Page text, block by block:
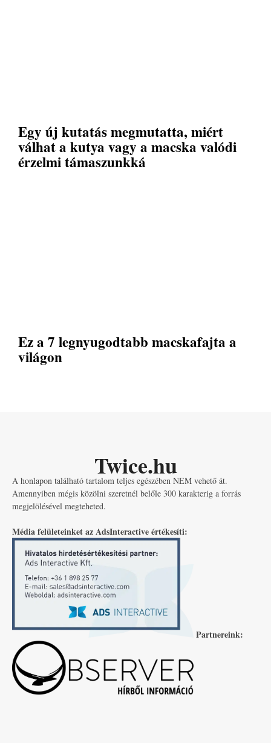
Egy új kutatás megmutatta, miért
válhat a kutya vagy a macska valódi
érzelmi támaszunkká
Ez a 7 legnyugodtabb macskafajta a
világon
Twice.hu
A honlapon található tartalom teljes egészében NEM vehető át.
Amennyiben mégis közölni szeretnél belőle 300 karakterig a forrás
megjelölésével megteheted.
Média felületeinket az AdsInteractive értékesíti:
Partnereink: